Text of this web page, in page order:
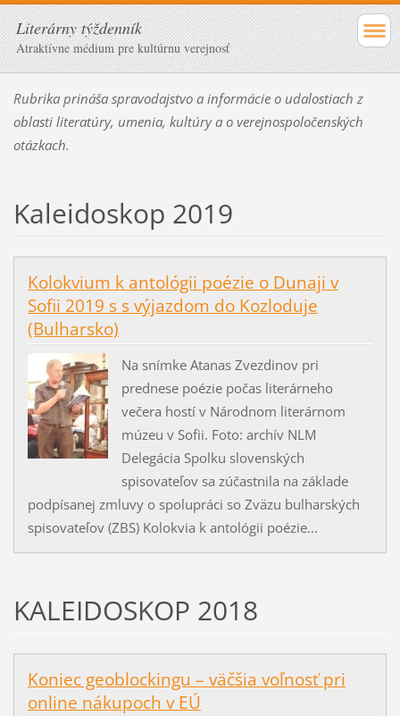
Literárny týždenník
Atraktívne médium pre kultúrnu verejnosť
Rubrika prináša spravodajstvo a informácie o udalostiach z
oblasti literatúry, umenia, kultúry a o verejnospoločenských
otázkach.
Kaleidoskop 2019
Kolokvium k antológii poézie o Dunaji v
Sofii 2019 s s výjazdom do Kozloduje
(Bulharsko)
Na snímke Atanas Zvezdinov pri
prednese poézie počas literárneho
večera hostí v Národnom literárnom
múzeu v Sofii. Foto: archív NLM
Delegácia Spolku slovenských
spisovateľov sa zúčastnila na základe
podpísanej zmluvy o spolupráci so Zväzu bulharských
spisovateľov (ZBS) Kolokvia k antológii poézie...
KALEIDOSKOP 2018
Koniec geoblockingu – väčšia voľnosť pri
online nákupoch v EÚ